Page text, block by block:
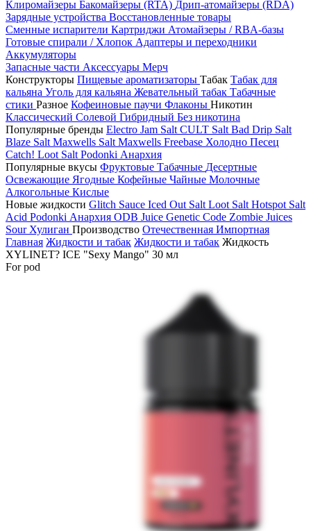
Клиромайзеры Бакомайзеры (RTA) Дрип-атомайзеры (RDA)
Зарядные устройства Восстановленные товары
Сменные испарители Картриджи Атомайзеры / RBA-базы
Готовые спирали / Хлопок Адаптеры и переходники
Аккумуляторы
Запасные части Аксессуары Мерч
Конструкторы Пищевые ароматизаторы Табак Табак для
кальяна Уголь для кальяна Жевательный табак Табачные
стики Разное Кофеиновые паучи Флаконы Никотин
Классический Солевой Гибридный Без никотина
Популярные бренды Electro Jam Salt CULT Salt Bad Drip Salt
Blaze Salt Maxwells Salt Maxwells Freebase Холодно Песец
Catch! Loot Salt Podonki Анархия
Популярные вкусы Фруктовые Табачные Десертные
Освежающие Ягодные Кофейные Чайные Молочные
Алкогольные Кислые
Новые жидкости Glitch Sauce Iced Out Salt Loot Salt Hotspot Salt
Acid Podonki Анархия ODB Juice Genetic Code Zombie Juices
Sour Хулиган Производство Отечественная Импортная
Главная Жидкости и табак Жидкости и табак Жидкость
XYLINET? ICE "Sexy Mango" 30 мл
For pod